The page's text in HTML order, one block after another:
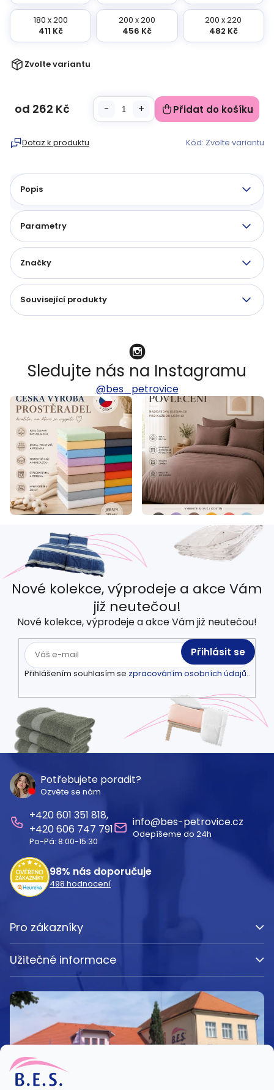
Zvolte variantu
180 x 200
411 Kč
200 x 200
456 Kč
200 x 220
482 Kč
Dotaz k produktu Kód: Zvolte variantu
od 262 Kč Přidat do košíku
Popis
Parametry
Značky
Související produkty
Sledujte nás na Instagramu
@bes_petrovice
Nové kolekce, výprodeje a akce Vám
již neutečou!
Nové kolekce, výprodeje a akce Vám již neutečou!
Přihlášením souhlasím se zpracováním osobních údajů..
Přihlásit se
Potřebujete poradit?
Ozvěte se nám
601 351 818
606 747 791
Po-Pá: 8:00-15:30
info@bes-petrovice.cz
Odepíšeme do 24h
98% nás doporučuje
498 hodnocení
Pro zákazníky
Užitečné informace